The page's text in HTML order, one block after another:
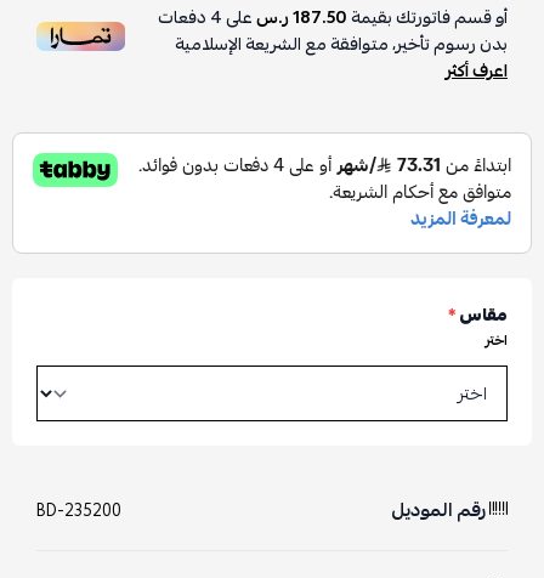
أو قسم فاتورتك بقيمة187.50 ر.س على4دفعات
بدون رسوم تأخير، متوافقة مع الشريعة الإسلامية
اعرف أكثر
مقاس*
اختر
رقم الموديل BD-235200